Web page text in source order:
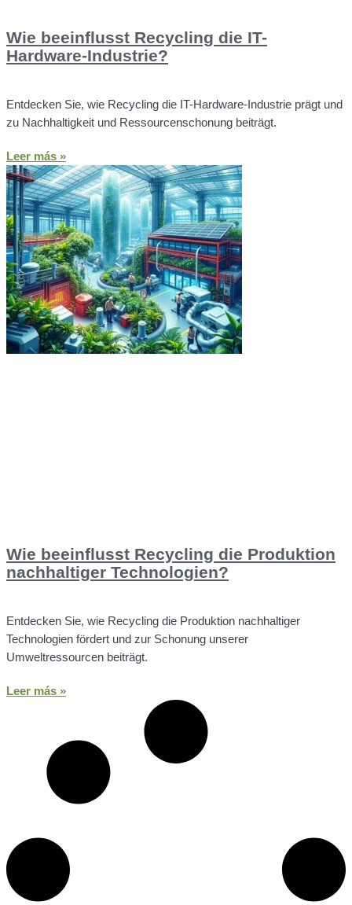
Wie beeinflusst Recycling die IT-
Hardware-Industrie?
Entdecken Sie, wie Recycling die IT-Hardware-Industrie prägt und
zu Nachhaltigkeit und Ressourcenschonung beiträgt.
Leer más »
Wie beeinflusst Recycling die Produktion
nachhaltiger Technologien?
Entdecken Sie, wie Recycling die Produktion nachhaltiger
Technologien fördert und zur Schonung unserer
Umweltressourcen beiträgt.
Leer más »